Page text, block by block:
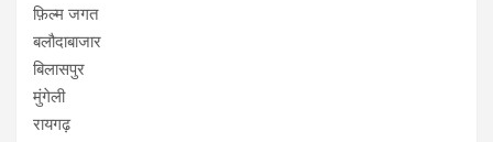
फ़िल्म जगत
बलौदाबाजार
बिलासपुर
मुंगेली
रायगढ़